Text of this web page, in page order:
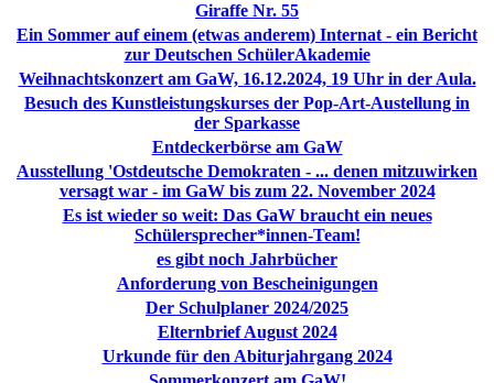
Giraffe Nr. 55
Ein Sommer auf einem (etwas anderem) Internat - ein Bericht
zur Deutschen SchülerAkademie
Weihnachtskonzert am GaW, 16.12.2024, 19 Uhr in der Aula.
Besuch des Kunstleistungskurses der Pop-Art-Austellung in
der Sparkasse
Entdeckerbörse am GaW
Ausstellung 'Ostdeutsche Demokraten - ... denen mitzuwirken
versagt war - im GaW bis zum 22. November 2024
Es ist wieder so weit: Das GaW braucht ein neues
Schülersprecher*innen-Team!
es gibt noch Jahrbücher
Anforderung von Bescheinigungen
Der Schulplaner 2024/2025
Elternbrief August 2024
Urkunde für den Abiturjahrgang 2024